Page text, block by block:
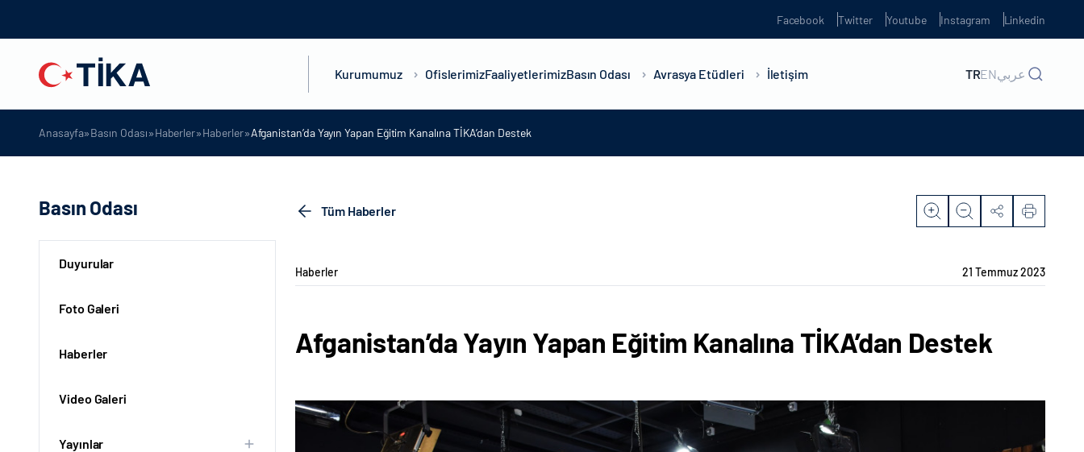
Facebook Twitter Youtube Instagram Linkedin
Kurumumuz OfislerimizFaaliyetlerimizBasın Odası Avrasya Etüdleri İletişim TRENعربي
Anasayfa»Basın Odası»Haberler»Haberler»Afganistan’da Yayın Yapan Eğitim Kanalına TİKA’dan Destek
Basın Odası
Duyurular
Foto Galeri
Haberler
Video Galeri
Yayınlar
Tüm Haberler
Haberler 21 Temmuz 2023
Afganistan’da Yayın Yapan Eğitim Kanalına TİKA’dan Destek